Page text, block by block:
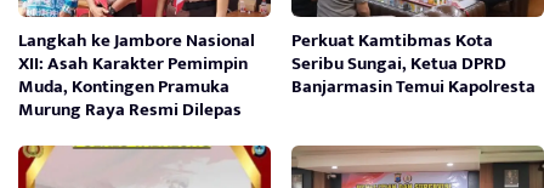
Langkah ke Jambore Nasional
XII: Asah Karakter Pemimpin
Muda, Kontingen Pramuka
Murung Raya Resmi Dilepas
Perkuat Kamtibmas Kota
Seribu Sungai, Ketua DPRD
Banjarmasin Temui Kapolresta